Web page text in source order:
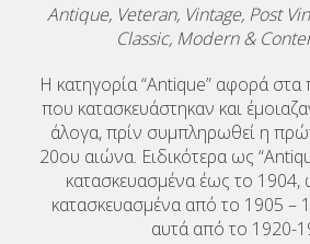
Antique, Veteran, Vintage, Post
Classic, Modern &
Η κατηγορία “Antique” αφορά
που κατασκευάστηκαν και
άλογα, πρίν συμπληρωθεί η
20ου αιώνα. Ειδικότερα ως
κατασκευασμένα έως το 1904,
κατασκευασμένα από το 1905 –
αυτά από το 1920-